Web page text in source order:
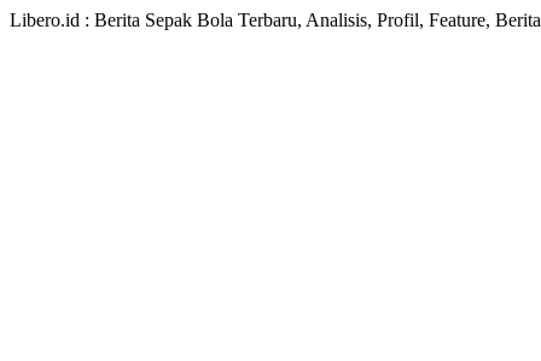
Libero.id : Berita Sepak Bola Terbaru, Analisis, Profil, Feature,